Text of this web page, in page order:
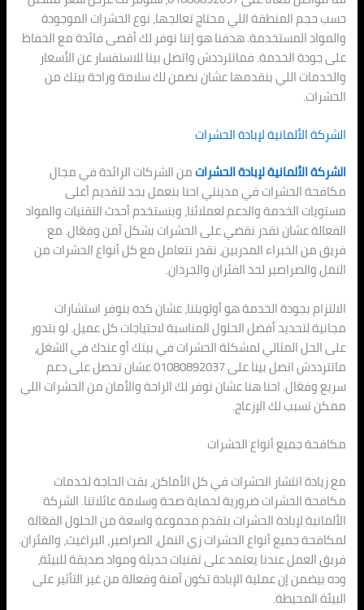
حسب حجم المنطقة اللي محتاج تعالجها، نوع الحشرات الموجودة
والمواد المستخدمة. هدفنا هو إننا نوفر لك أقصى فائدة مع الحفاظ
على جودة الخدمة. فماتترددش واتصل بينا للاستفسار عن الأسعار
والخدمات اللي بنقدمها عشان نضمن لك سلامة وراحة بيتك من
الحشرات.
الشركة الألمانية لإبادة الحشرات
الشركة الألمانية لإبادة الحشراتمن الشركات الرائدة في مجال
مكافحة الحشرات في مدينتي احنا بنعمل بجد لتقديم أعلى
مستويات الخدمة والدعم لعملائنا، وبنستخدم أحدث التقنيات والمواد
الفعالة عشان نقدر نقضي على الحشرات بشكل آمن وفعّال. مع
فريق من الخبراء المدربين، نقدر نتعامل مع كل أنواع الحشرات من
النمل والصراصير لحد الفئران والجرذان.
الالتزام بجودة الخدمة هو أولويتنا، عشان كده بنوفر استشارات
مجانية لتحديد أفضل الحلول المناسبة لاحتياجات كل عميل. لو بتدور
على الحل المثالي لمشكلة الحشرات في بيتك أو عندك في الشغل،
ماتترددش اتصل بينا على 01080892037 عشان تحصل على دعم
سريع وفعّال. احنا هنا عشان نوفر لك الراحة والأمان من الحشرات اللي
ممكن تسبب لك الإزعاج.
مكافحة جميع أنواع الحشرات
مع زيادة انتشار الحشرات في كل الأماكن، بقت الحاجة لخدمات
مكافحة الحشرات ضرورية لحماية صحة وسلامة عائلاتنا. الشركة
الألمانية لإبادة الحشرات بتقدم مجموعة واسعة من الحلول الفعّالة
لمكافحة جميع أنواع الحشرات زي النمل، الصراصير، البراغيث، والفئران.
فريق العمل عندنا يعتمد على تقنيات حديثة ومواد صديقة للبيئة،
وده بيضمن إن عملية الإبادة تكون آمنة وفعالة من غير التأثير على
البيئة المحيطة.